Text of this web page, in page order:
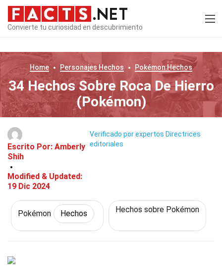
Convierte tu curiosidad en descubrimiento
Home Personajes Hechos PokémonHechos
34 Hechos Sobre Roca De Hierro
(Pokémon)
Escrito Por: Amberly
Shih
Modified & Updated:
19 Dic 2024
Verificado por expertos Directrices
editoriales
Pokémon Hechos Hechos sobre Pokémon